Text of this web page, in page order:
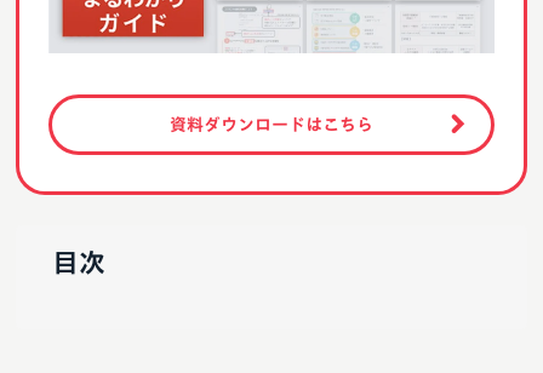
資料ダウンロードはこちら
目次